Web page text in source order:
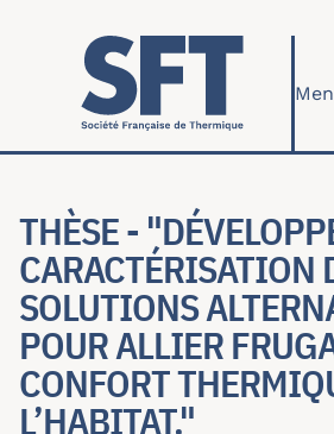
Aller au contenu principal
THÈSE -
CARACTÉRISATION
SOLUTIONS
POUR ALLIER
CONFORT
L’HABITAT."